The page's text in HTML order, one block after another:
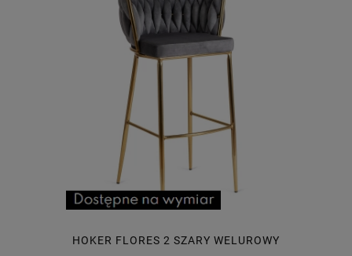
HOKER FLORES 2 SZARY WELUROWY